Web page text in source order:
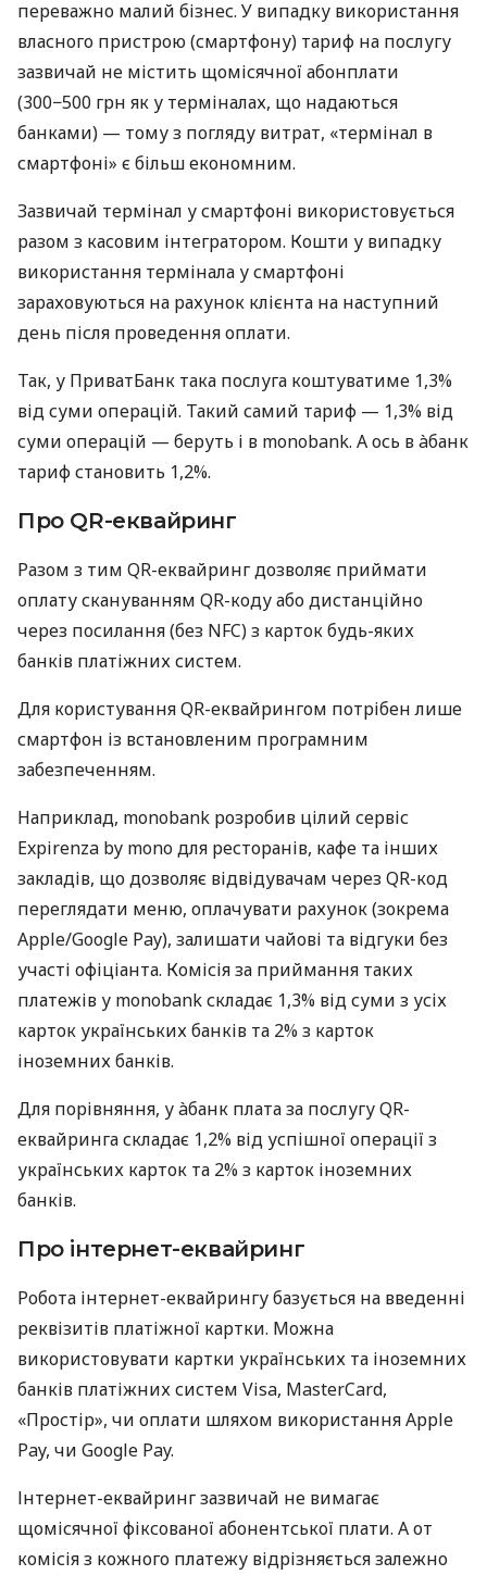
переважно малий бізнес. У випадку використання
власного пристрою (смартфону) тариф на послугу
зазвичай не містить щомісячної абонплати
(300−500 грн як у терміналах, що надаються
банками) — тому з погляду витрат, «термінал в
смартфоні» є більш економним.
Зазвичай термінал у смартфоні використовується
разом з касовим інтегратором. Кошти у випадку
використання термінала у смартфоні
зараховуються на рахунок клієнта на наступний
день після проведення оплати.
Так, у ПриватБанк така послуга коштуватиме 1,3%
від суми операцій. Такий самий тариф — 1,3% від
суми операцій — беруть і в monobank. А ось в àбанк
тариф становить 1,2%.
Про QR-еквайринг
Разом з тим QR-еквайринг дозволяє приймати
оплату скануванням QR-коду або дистанційно
через посилання (без NFC) з карток будь-яких
банків платіжних систем.
Для користування QR-еквайрингом потрібен лише
смартфон із встановленим програмним
забезпеченням.
Наприклад, monobank розробив цілий сервіс
Expirenza by mono для ресторанів, кафе та інших
закладів, що дозволяє відвідувачам через QR-код
переглядати меню, оплачувати рахунок (зокрема
Apple/Google Pay), залишати чайові та відгуки без
участі офіціанта. Комісія за приймання таких
платежів у monobank складає 1,3% від суми з усіх
карток українських банків та 2% з карток
іноземних банків.
Для порівняння, у àбанк плата за послугу QR-
еквайринга складає 1,2% від успішної операції з
українських карток та 2% з карток іноземних
банків.
Про інтернет-еквайринг
Робота інтернет-еквайрингу базується на введенні
реквізитів платіжної картки. Можна
використовувати картки українських та іноземних
банків платіжних систем Visa, MasterCard,
«Простір», чи оплати шляхом використання Apple
Pay, чи Google Pay.
Інтернет-еквайринг зазвичай не вимагає
щомісячної фіксованої абонентської плати. А от
комісія з кожного платежу відрізняється залежно